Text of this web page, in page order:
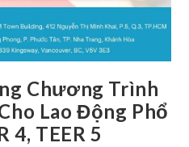
Chương Trình
Lao Động Phổ
4, TEER 5